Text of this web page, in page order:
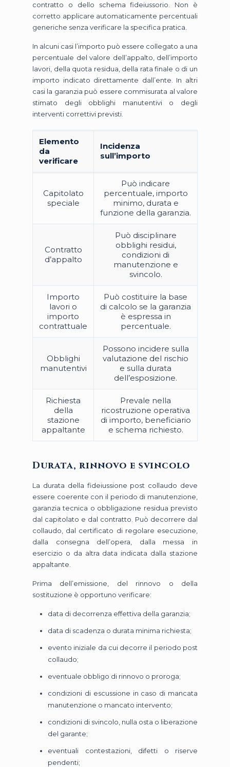
contratto o dello schema fideiussorio. Non è
corretto applicare automaticamente percentuali
generiche senza verificare la specifica pratica.
In alcuni casi l’importo può essere collegato a una
percentuale del valore dell’appalto, dell’importo
lavori, della quota residua, della rata finale o di un
importo indicato direttamente dall’ente. In altri
casi la garanzia può essere commisurata al valore
stimato degli obblighi manutentivi o degli
interventi correttivi previsti.
Elemento
da
verificare
Incidenza
sull’importo
Capitolato
speciale
Può indicare
percentuale, importo
minimo, durata e
funzione della garanzia.
Contratto
d’appalto
Può disciplinare
obblighi residui,
condizioni di
manutenzione e
svincolo.
Importo
lavori o
importo
contrattuale
Può costituire la base
di calcolo se la garanzia
è espressa in
percentuale.
Obblighi
manutentivi
Possono incidere sulla
valutazione del rischio
e sulla durata
dell’esposizione.
Richiesta
della
stazione
appaltante
Prevale nella
ricostruzione operativa
di importo, beneficiario
e schema richiesto.
Durata, rinnovo e svincolo
La durata della fideiussione post collaudo deve
essere coerente con il periodo di manutenzione,
garanzia tecnica o obbligazione residua previsto
dal capitolato e dal contratto. Può decorrere dal
collaudo, dal certificato di regolare esecuzione,
dalla consegna dell’opera, dalla messa in
esercizio o da altra data indicata dalla stazione
appaltante.
Prima dell’emissione, del rinnovo o della
sostituzione è opportuno verificare:
data di decorrenza effettiva della garanzia;
data di scadenza o durata minima richiesta;
evento iniziale da cui decorre il periodo post
collaudo;
eventuale obbligo di rinnovo o proroga;
condizioni di escussione in caso di mancata
manutenzione o mancato intervento;
condizioni di svincolo, nulla osta o liberazione
del garante;
eventuali contestazioni, difetti o riserve
pendenti;